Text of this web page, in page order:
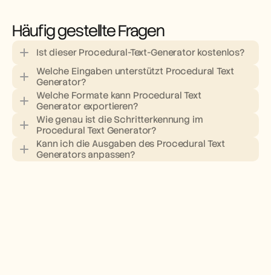
Häufig gestellte Fragen
Ist dieser Procedural-Text-Generator kostenlos?
Welche Eingaben unterstützt Procedural Text
Generator?
Welche Formate kann Procedural Text
Generator exportieren?
Wie genau ist die Schritterkennung im
Procedural Text Generator?
Kann ich die Ausgaben des Procedural Text
Generators anpassen?